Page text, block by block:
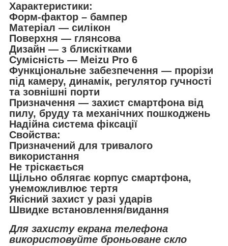
Характеристики:
Форм-фактор – бампер
Матеріал — силікон
Поверхня — глянсова
Дизайн — з блискітками
Сумісність — Meizu Pro 6
Функціональне забезпечення — прорізи
під камеру, динамік, регулятор гучності
та зовнішні порти
Призначення — захист смартфона від
пилу, бруду та механічних пошкоджень
Надійна система фіксації
Свойства:
Призначений для тривалого
використання
Не тріскається
Щільно облягає корпус смартфона,
унеможливлює тертя
Якісний захист у разі ударів
Швидке встановлення/видання
Для захисту екрана телефона
використовуйте броньоване скло